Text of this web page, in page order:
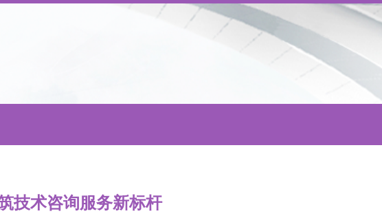
技术咨询服务新标杆